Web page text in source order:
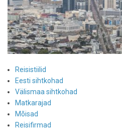
Reisistiilid
Eesti sihtkohad
Välismaa sihtkohad
Matkarajad
Mõisad
Reisifirmad